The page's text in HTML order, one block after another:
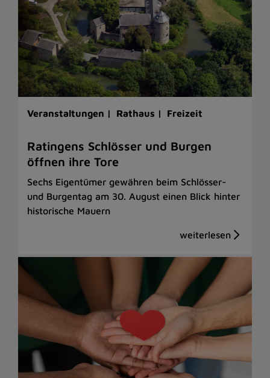
Veranstaltungen | Rathaus | Freizeit
Ratingens Schlösser und Burgen
öffnen ihre Tore
Sechs Eigentümer gewähren beim Schlösser-
und Burgentag am 30. August einen Blick hinter
historische Mauern